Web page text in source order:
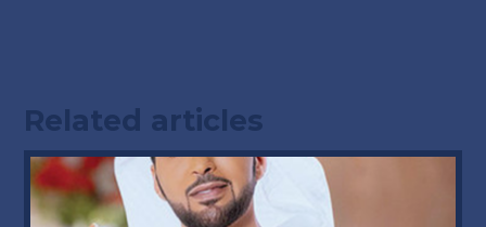
Related articles